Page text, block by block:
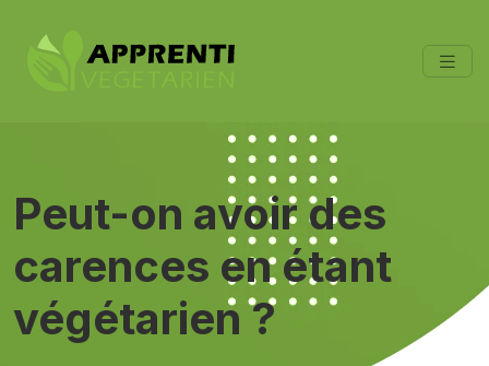
Peut-on avoir des
carences en étant
végétarien ?